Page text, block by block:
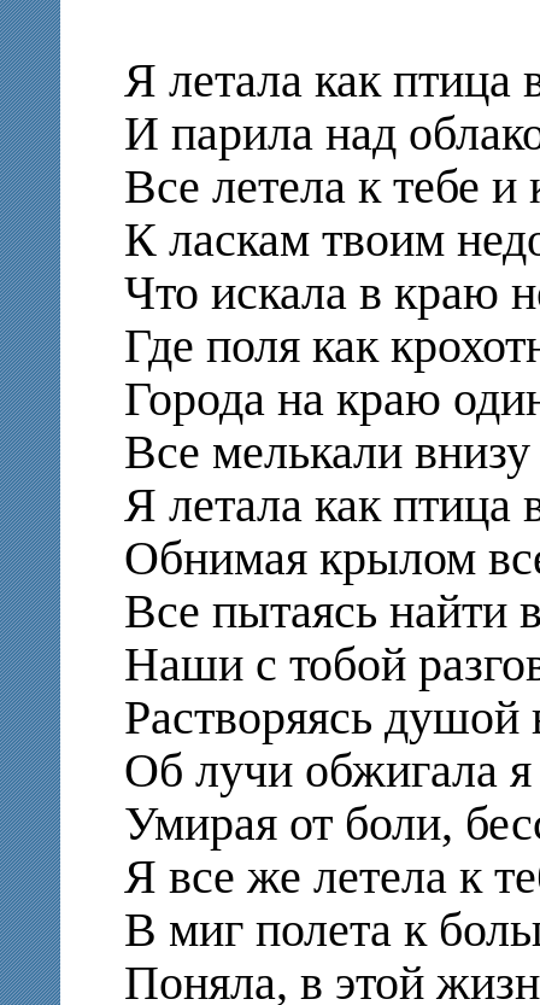
Я летала как птица
И парила над
Все летела к тебе и
К ласкам твоим
Что искала в краю
Где поля как
Города на краю
Все мелькали
Я летала как птица
Обнимая крылом
Все пытаясь найти
Наши с тобой
Растворяясь душой
Об лучи обжигала
Умирая от боли,
Я все же летела к
В миг полета к
Поняла, в этой